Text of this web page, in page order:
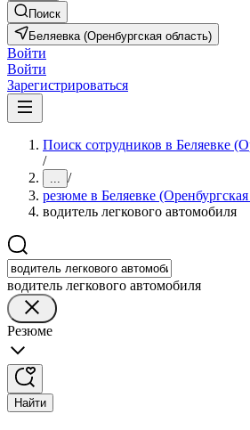
Поиск
Беляевка (Оренбургская область)
Войти
Войти
Зарегистрироваться
Поиск сотрудников в Беляевке
/
... /
резюме в Беляевке (Оренбургская
водитель легкового автомобиля
водитель легкового автомобиля
Резюме
Найти